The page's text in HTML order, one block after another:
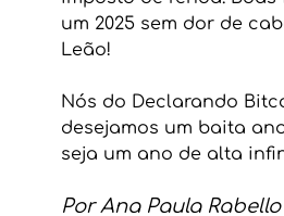
um 2025 sem dor de
Leão!
Nós do Declarando
desejamos um baita
seja um ano de alta
Por Ana Paula